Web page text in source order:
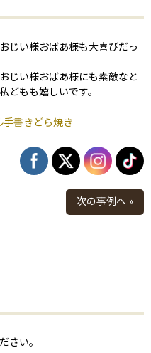
じい様おばあ様も大喜びだっ
じい様おばあ様にも素敵なと
どもも嬉しいです。
手書きどら焼き
次の事例へ »
さい。